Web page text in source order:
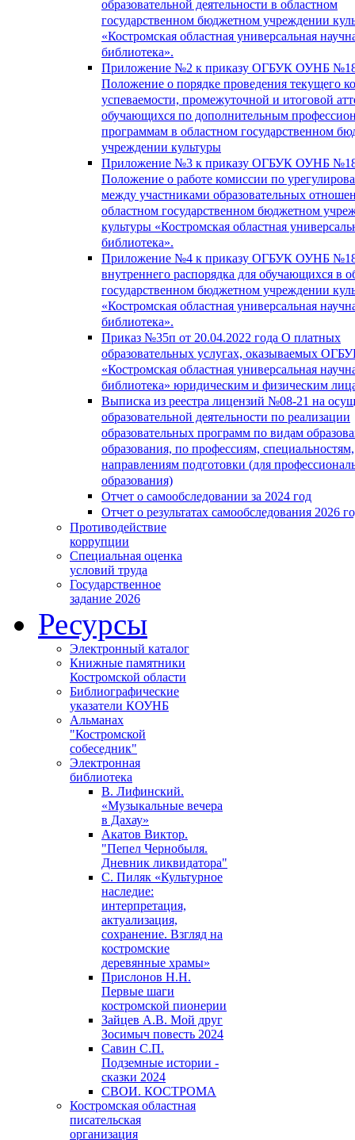
образовательной деятельности в областном
государственном бюджетном учреждении
«Костромская областная универсальная
библиотека».
Приложение №2 к приказу ОГБУК ОУНБ
Положение о порядке проведения текущего
успеваемости, промежуточной и итоговой
обучающихся по дополнительным
программам в областном государственном
учреждении культуры
Приложение №3 к приказу ОГБУК ОУНБ
Положение о работе комиссии по
между участниками образовательных
областном государственном бюджетном
культуры «Костромская областная
библиотека».
Приложение №4 к приказу ОГБУК ОУНБ
внутреннего распорядка для обучающихся в
государственном бюджетном учреждении
«Костромская областная универсальная
библиотека».
Приказ №35п от 20.04.2022 года О платных
образовательных услугах, оказываемых
«Костромская областная универсальная
библиотека» юридическим и физическим
Выписка из реестра лицензий №08-21 на
образовательной деятельности по реализации
образовательных программ по видам
образования, по профессиям, специальностям,
направлениям подготовки (для
образования)
Отчет о самообследовании за 2024 год
Отчет о результатах самообследования 2026
Противодействие
коррупции
Специальная оценка
условий труда
Государственное
задание 2026
Ресурсы
Электронный каталог
Книжные памятники
Костромской области
Библиографические
указатели КОУНБ
Альманах
"Костромской
собеседник"
Электронная
библиотека
В. Лифинский.
«Музыкальные вечера
в Дахау»
Акатов Виктор.
"Пепел Чернобыля.
Дневник ликвидатора"
С. Пиляк «Культурное
наследие:
интерпретация,
актуализация,
сохранение. Взгляд на
костромские
деревянные храмы»
Прислонов Н.Н.
Первые шаги
костромской пионерии
Зайцев А.В. Мой друг
Зосимыч повесть 2024
Савин С.П.
Подземные истории -
сказки 2024
СВОИ. КОСТРОМА
Костромская областная
писательская
организация